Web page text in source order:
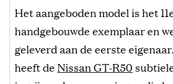
Het aangeboden model is het
handgebouwde exemplaar en
geleverd aan de eerste
heeft de Nissan GT-R50